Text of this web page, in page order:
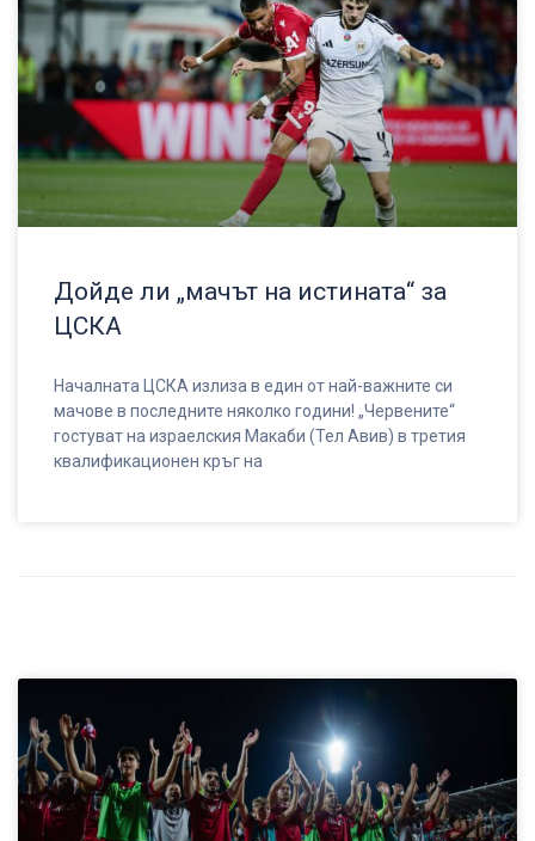
Дойде ли „мачът на истината“ за
ЦСКА
Началната ЦСКА излиза в един от най-важните си
мачове в последните няколко години! „Червените“
гостуват на израелския Макаби (Тел Авив) в третия
квалификационен кръг на